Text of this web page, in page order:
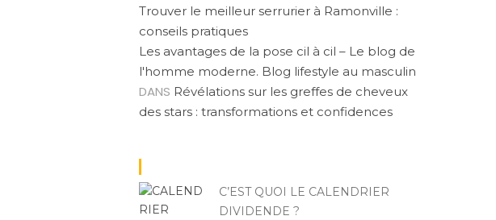
Trouver le meilleur serrurier à Ramonville :
conseils pratiques
Les avantages de la pose cil à cil – Le blog de
l'homme moderne. Blog lifestyle au masculin
DANS Révélations sur les greffes de cheveux
des stars : transformations et confidences
C’EST QUOI LE CALENDRIER
DIVIDENDE ?